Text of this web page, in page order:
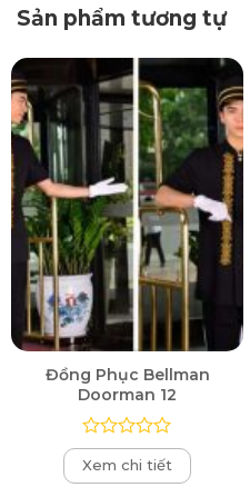
Sản phẩm tương tự
Đồng Phục Bellman
Doorman 12
Được
xếp
hạng
Xem chi tiết